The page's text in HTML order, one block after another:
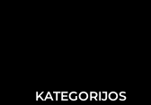
KATEGORIJOS